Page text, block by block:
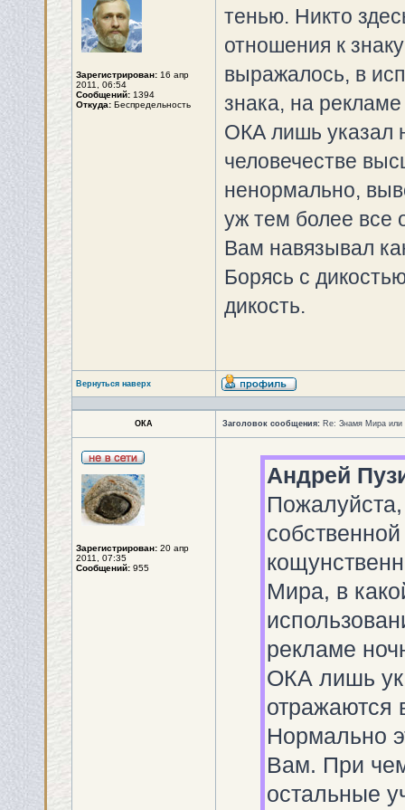
Зарегистрирован: 16 апр
2011, 06:54
Сообщений: 1394
Откуда: Беспредельность
тенью. Никто
отношения к
выражалось, в
знака, на
ОКА лишь указал
человечестве
ненормально,
уж тем более все
Вам навязывал
Борясь с
дикость.
Вернуться наверх
ОКА Заголовок сообщения: Re: Знамя Мира или
Зарегистрирован: 20 апр
2011, 07:35
Сообщений: 955
Андрей
Мира, в
рекламе
ОКА лишь
отражаются
Нормально
Вам. При
остальные